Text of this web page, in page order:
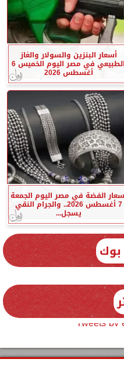
أسعار البنزين والسولار والغاز
الطبيعي في مصر اليوم الخميس 6
أغسطس 2026
الفضة في مصر اليوم الجمعة
7 أغسطس 2026.. والجرام النقي
يسجل...
Tweets by